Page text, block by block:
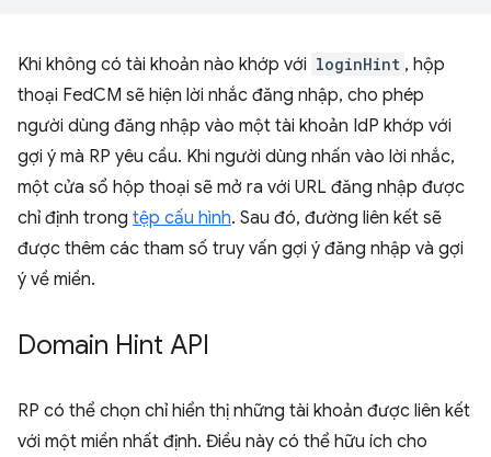
Khi không có tài khoản nào khớp với loginHint , hộp
thoại FedCM sẽ hiện lời nhắc đăng nhập, cho phép
người dùng đăng nhập vào một tài khoản IdP khớp với
gợi ý mà RP yêu cầu. Khi người dùng nhấn vào lời nhắc,
một cửa sổ hộp thoại sẽ mở ra với URL đăng nhập được
chỉ định trong tệp cấu hình. Sau đó, đường liên kết sẽ
được thêm các tham số truy vấn gợi ý đăng nhập và gợi
ý về miền.
Domain Hint API
RP có thể chọn chỉ hiển thị những tài khoản được liên kết
với một miền nhất định. Điều này có thể hữu ích cho